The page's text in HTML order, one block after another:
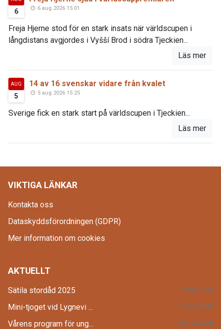
6 6 aug 2026 15:01
Freja Hjerne stod för en stark insats när världscupen i
långdistans avgjordes i Vyšší Brod i södra Tjeckien...
Läs mer
AUG
5
14 av 16 svenskar vidare från kvalet
5 aug 2026 15:25
Sverige fick en stark start på världscupen i Tjeckien...
Läs mer
VIKTIGA LÄNKAR
Kontakta oss
Dataskyddsförordningen (GDPR)
Mer information om cookies
AKTUELLT
Sätila stordåd 2025 31 maj 2026
Mini-tjoget vid Lygnevi ... 25 maj 2026
Vårens program för ung... 18 mar 2026